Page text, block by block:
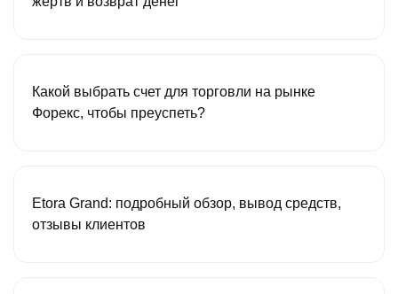
Какой выбрать счет для торговли на рынке
Форекс, чтобы преуспеть?
Etora Grand: подробный обзор, вывод средств,
отзывы клиентов